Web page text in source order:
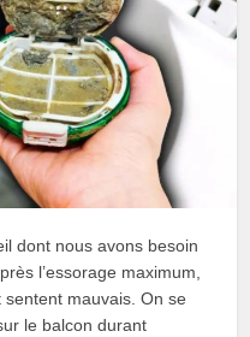
dont nous avons besoin
l’essorage maximum,
mauvais. On se
le balcon durant